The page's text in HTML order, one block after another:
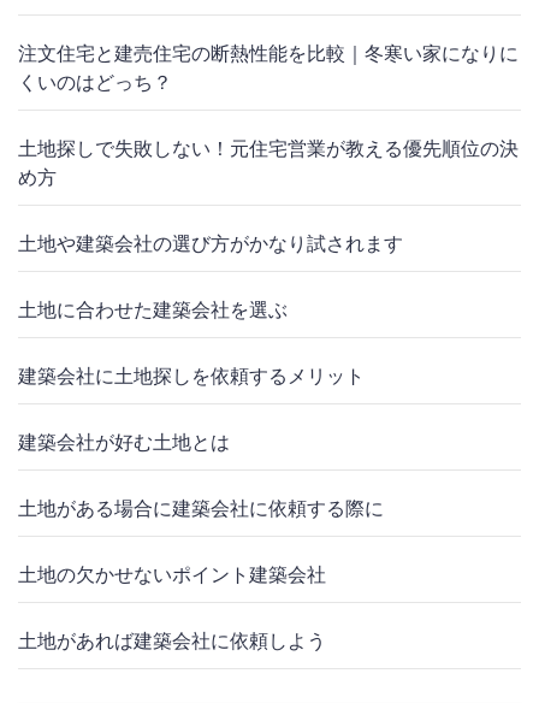
注文住宅と建売住宅の断熱性能を比較｜冬寒い家になりに
くいのはどっち？
土地探しで失敗しない！元住宅営業が教える優先順位の決
め方
土地や建築会社の選び方がかなり試されます
土地に合わせた建築会社を選ぶ
建築会社に土地探しを依頼するメリット
建築会社が好む土地とは
土地がある場合に建築会社に依頼する際に
土地の欠かせないポイント建築会社
土地があれば建築会社に依頼しよう